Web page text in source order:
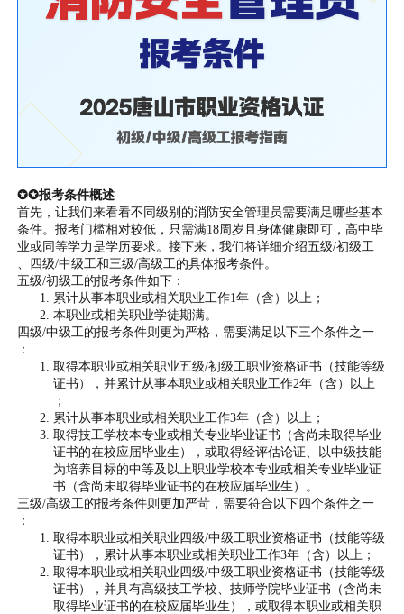
✪✪报考条件概述
首先，让我们来看看不同级别的消防安全管理员需要满足哪些基本
条件。报考门槛相对较低，只需满18周岁且身体健康即可，高中毕
业或同等学力是学历要求。接下来，我们将详细介绍五级/初级工
、四级/中级工和三级/高级工的具体报考条件。
五级/初级工的报考条件如下：
累计从事本职业或相关职业工作1年（含）以上；
本职业或相关职业学徒期满。
四级/中级工的报考条件则更为严格，需要满足以下三个条件之一
：
取得本职业或相关职业五级/初级工职业资格证书（技能等级
证书），并累计从事本职业或相关职业工作2年（含）以上
；
累计从事本职业或相关职业工作3年（含）以上；
取得技工学校本专业或相关专业毕业证书（含尚未取得毕业
证书的在校应届毕业生），或取得经评估论证、以中级技能
为培养目标的中等及以上职业学校本专业或相关专业毕业证
书（含尚未取得毕业证书的在校应届毕业生）。
三级/高级工的报考条件则更加严苛，需要符合以下四个条件之一
：
取得本职业或相关职业四级/中级工职业资格证书（技能等级
证书），累计从事本职业或相关职业工作3年（含）以上；
取得本职业或相关职业四级/中级工职业资格证书（技能等级
证书），并具有高级技工学校、技师学院毕业证书（含尚未
取得毕业证书的在校应届毕业生），或取得本职业或相关职